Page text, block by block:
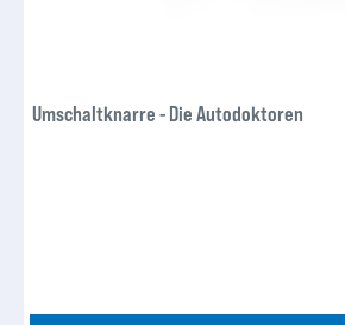
Umschaltknarre - Die Autodoktoren